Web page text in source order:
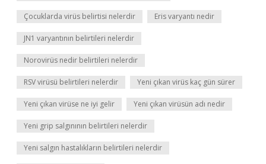
Çocuklarda virüs belirtisi nelerdir Eris varyantı nedir
JN1 varyantının belirtileri nelerdir
Norovirüs nedir belirtileri nelerdir
RSV virüsü belirtileri nelerdir Yeni çıkan virüs kaç gün sürer
Yeni çıkan virüse ne iyi gelir Yeni çıkan virüsün adı nedir
Yeni grip salgınının belirtileri nelerdir
Yeni salgın hastalıkların belirtileri nelerdir